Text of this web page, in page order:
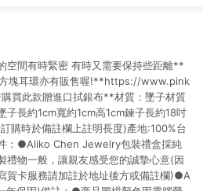
空間有時緊密 有時又需要保持些距離**
塊耳環亦有販售喔!**https://www.pink
買此款贈進口拭銀布**材質：墜子材質
長約1cm寬約1cm高1cm鍊子長約18吋
購時於備註欄上註明長度)產地:100%台
：●Aliko Chen Jewelry包裝禮盒採純
禮物一般，讓親友感受您的誠摯心意(因
賀卡服務請加註於地址後方或備註欄)●A